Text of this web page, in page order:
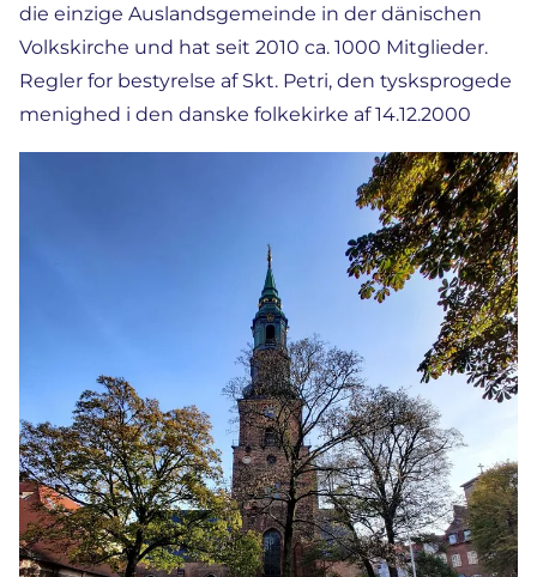
die einzige Auslandsgemeinde in der dänischen
Volkskirche und hat seit 2010 ca. 1000 Mitglieder.
Regler for bestyrelse af Skt. Petri, den tysksprogede
menighed i den danske folkekirke af 14.12.2000